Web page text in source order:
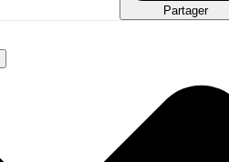
Partager